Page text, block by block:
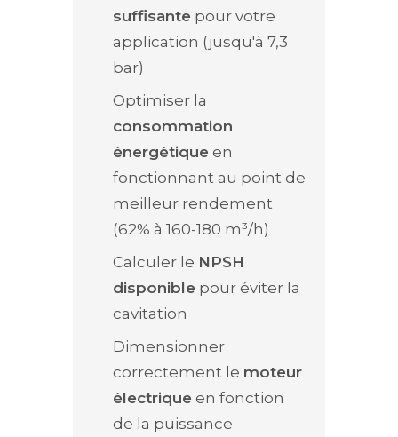
suffisante pour votre
application (jusqu'à 7,3
bar)
Optimiser la
consommation
énergétique en
fonctionnant au point de
meilleur rendement
(62% à 160-180 m³/h)
Calculer le NPSH
disponible pour éviter la
cavitation
Dimensionner
correctement le moteur
électrique en fonction
de la puissance